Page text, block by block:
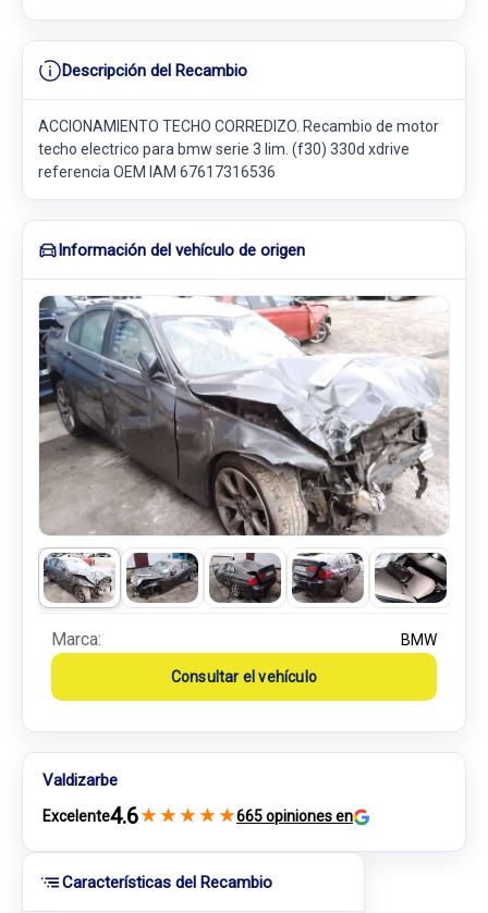
Características del Recambio
Descripción del Recambio
ACCIONAMIENTO TECHO CORREDIZO. Recambio de motor
techo electrico para bmw serie 3 lim. (f30) 330d xdrive
referencia OEM IAM 67617316536
Información del vehículo de origen
Marca: BMW
Consultar el vehículo
Valdizarbe
Excelente4.6★ ★ ★ ★ ★665 opiniones en